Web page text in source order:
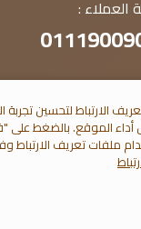
العملاء :
الغربية ، المحلة
، عمارات الأوقاف
الارتباط لتحسين
أداء الموقع. بالضغط على
ملفات تعريف الارتباط